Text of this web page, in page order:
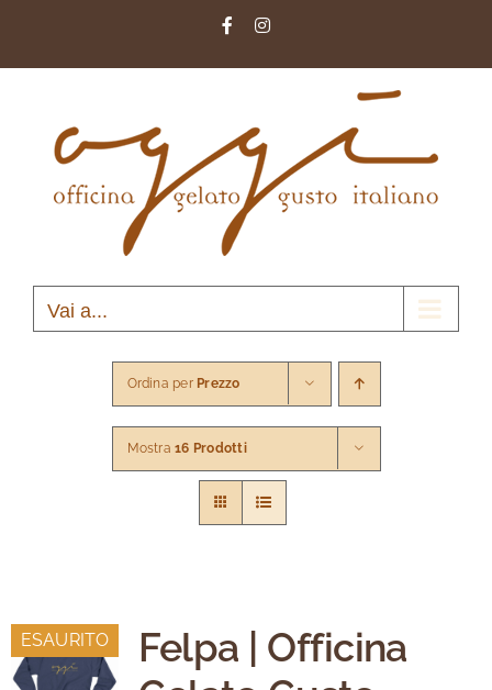
contenuto
FacebookInstagram
Vai a...
Ordina per Prezzo
Mostra16 Prodotti
ESAURITO
Felpa | Officina